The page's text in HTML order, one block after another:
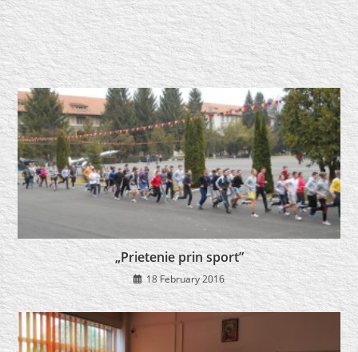
„Prietenie prin sport”
18 February 2016